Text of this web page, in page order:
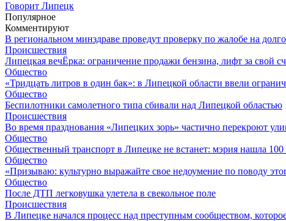
Говорит Липецк
Популярное
Комментируют
В региональном минздраве проведут проверку по жалобе на
Происшествия
Липецкая вечЁрка: ограничение продажи бензина, лифт за свой
Общество
«Тридцать литров в один бак»: в Липецкой области ввели
Общество
Беспилотники самолетного типа сбивали над Липецкой областью
Происшествия
Во время празднования «Липецких зорь» частично перекроют
Общество
Общественный транспорт в Липецке не встанет: мэрия нашла
Общество
«Призываю: культурно выражайте свое недоумение по поводу
Общество
После ДТП легковушка улетела в свекольное поле
Происшествия
В Липецке начался процесс над преступным сообществом,